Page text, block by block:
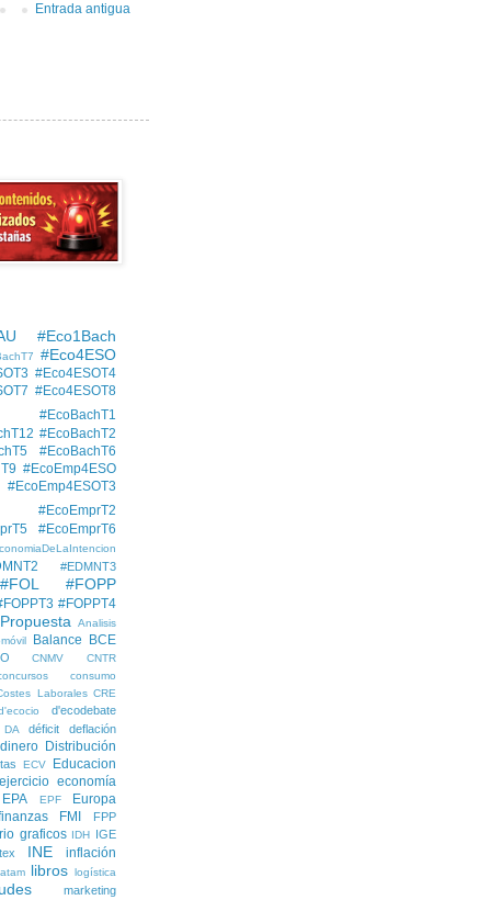
Entrada antigua
#Eco1Bach
#Eco4ESO
#Eco4ESOT4
#Eco4ESOT8
#EcoBachT1
#EcoBachT2
#EcoBachT6
#EcoEmp4ESO
#EcoEmp4ESOT3
#EcoEmprT2
#EcoEmprT6
#EDMNT3
#FOL #FOPP
#FOPPT4
Analisis
Balance BCE
CNMV
CNTR
consumo
Laborales CRE
d'ecodebate
DA déficit deflación
dinero Distribución
ECV
Educacion
economía
EPA
EPF
Europa
FMI FPP
graficos IDH
IGE
INE inflación
libros logística
marketing